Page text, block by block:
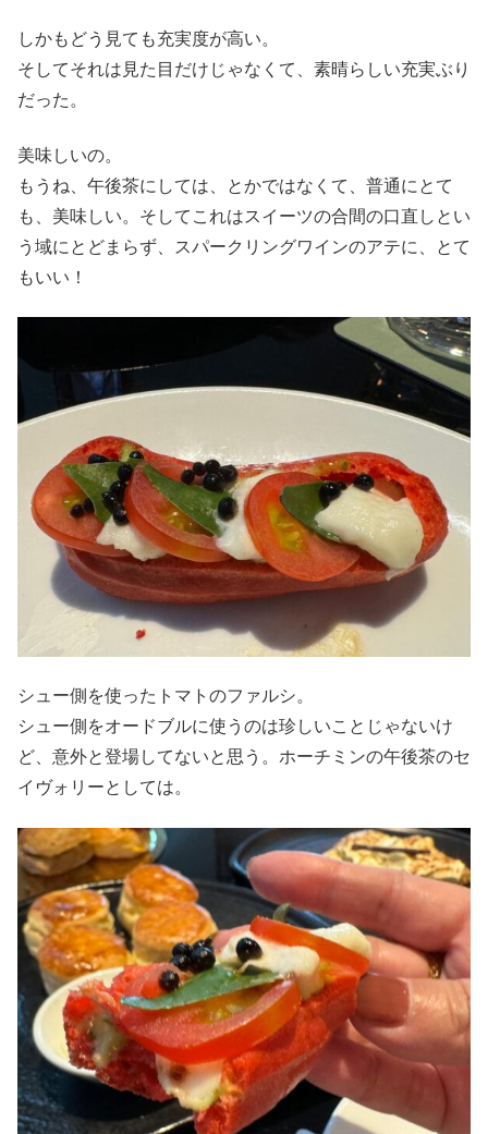
しかもどう見ても充実度が高い。
そしてそれは見た目だけじゃなくて、素晴らしい充実ぶり
だった。
美味しいの。
もうね、午後茶にしては、とかではなくて、普通にとて
も、美味しい。そしてこれはスイーツの合間の口直しとい
う域にとどまらず、スパークリングワインのアテに、とて
もいい！
シュー側を使ったトマトのファルシ。
シュー側をオードブルに使うのは珍しいことじゃないけ
ど、意外と登場してないと思う。ホーチミンの午後茶のセ
イヴォリーとしては。